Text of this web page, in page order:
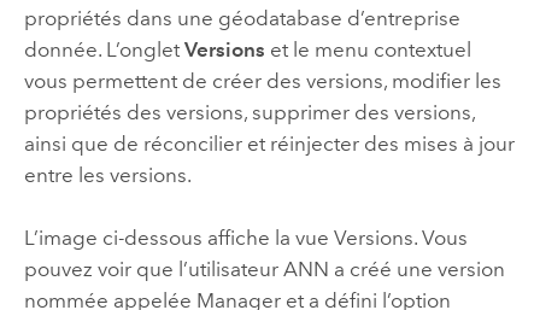
propriétés dans une géodatabase d’entreprise
donnée. L’onglet Versions et le menu contextuel
vous permettent de créer des versions, modifier les
propriétés des versions, supprimer des versions,
ainsi que de réconcilier et réinjecter des mises à jour
entre les versions.
L’image ci-dessous affiche la vue Versions. Vous
pouvez voir que l’utilisateur ANN a créé une version
nommée appelée Manager et a défini l’option